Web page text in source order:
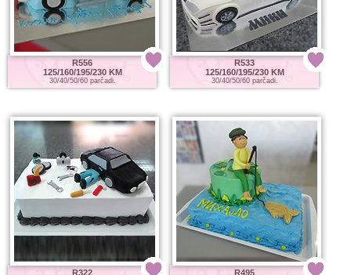
R556
125/160/195/230 KM
30/40/50/60 parčadi.
R533
125/160/195/230 KM
30/40/50/60 parčadi.
R322
R495